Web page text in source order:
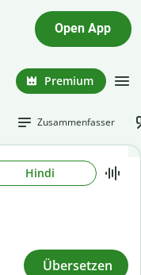
Open App
Premium
Zusammenfasser
Hindi
Übersetzen